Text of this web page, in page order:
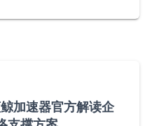
加速器官方解读企